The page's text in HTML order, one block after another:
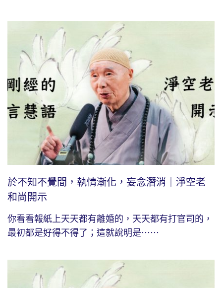
於不知不覺間，執情漸化，妄念潛消｜淨空老
和尚開示
你看看報紙上天天都有離婚的，天天都有打官司的，
最初都是好得不得了；這就說明是⋯⋯